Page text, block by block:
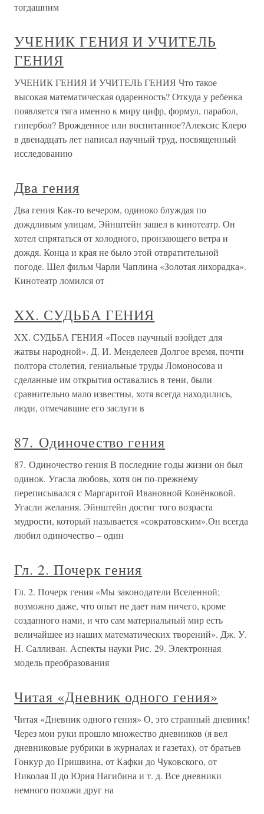
тогдашним
УЧЕНИК ГЕНИЯ И УЧИТЕЛЬ
ГЕНИЯ
УЧЕНИК ГЕНИЯ И УЧИТЕЛЬ ГЕНИЯ Что такое
высокая математическая одаренность? Откуда у ребенка
появляется тяга именно к миру цифр, формул, парабол,
гипербол? Врожденное или воспитанное?Алексис Клеро
в двенадцать лет написал научный труд, посвященный
исследованию
Два гения
Два гения Как-то вечером, одиноко блуждая по
дождливым улицам, Эйнштейн зашел в кинотеатр. Он
хотел спрятаться от холодного, пронзающего ветра и
дождя. Конца и края не было этой отвратительной
погоде. Шел фильм Чарли Чаплина «Золотая лихорадка».
Кинотеатр ломился от
XX. СУДЬБА ГЕНИЯ
XX. СУДЬБА ГЕНИЯ «Посев научный взойдет для
жатвы народной». Д. И. Менделеев Долгое время, почти
полтора столетия, гениальные труды Ломоносова и
сделанные им открытия оставались в тени, были
сравнительно мало известны, хотя всегда находились,
люди, отмечавшие его заслуги в
87. Одиночество гения
87. Одиночество гения В последние годы жизни он был
одинок. Угасла любовь, хотя он по-прежнему
переписывался с Маргаритой Ивановной Конёнковой.
Угасли желания. Эйнштейн достиг того возраста
мудрости, который называется «сократовским».Он всегда
любил одиночество – один
Гл. 2. Почерк гения
Гл. 2. Почерк гения «Мы законодатели Вселенной;
возможно даже, что опыт не дает нам ничего, кроме
созданного нами, и что сам материальный мир есть
величайшее из наших математических творений». Дж. У.
Н. Салливан. Аспекты науки Рис. 29. Электронная
модель преобразования
Читая «Дневник одного гения»
Читая «Дневник одного гения» О, это странный дневник!
Через мои руки прошло множество дневников (я вел
дневниковые рубрики в журналах и газетах), от братьев
Гонкур до Пришвина, от Кафки до Чуковского, от
Николая II до Юрия Нагибина и т. д. Все дневники
немного похожи друг на